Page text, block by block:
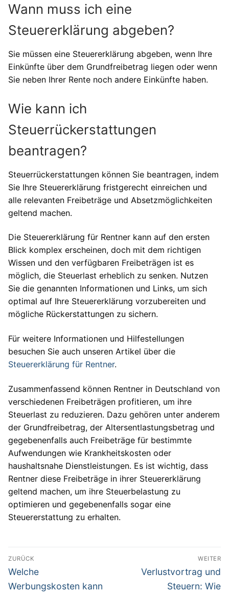
Wann muss ich eine
Steuererklärung abgeben?
Sie müssen eine Steuererklärung abgeben, wenn Ihre
Einkünfte über dem Grundfreibetrag liegen oder wenn
Sie neben Ihrer Rente noch andere Einkünfte haben.
Wie kann ich
Steuerrückerstattungen
beantragen?
Steuerrückerstattungen können Sie beantragen, indem
Sie Ihre Steuererklärung fristgerecht einreichen und
alle relevanten Freibeträge und Absetzmöglichkeiten
geltend machen.
Die Steuererklärung für Rentner kann auf den ersten
Blick komplex erscheinen, doch mit dem richtigen
Wissen und den verfügbaren Freibeträgen ist es
möglich, die Steuerlast erheblich zu senken. Nutzen
Sie die genannten Informationen und Links, um sich
optimal auf Ihre Steuererklärung vorzubereiten und
mögliche Rückerstattungen zu sichern.
Für weitere Informationen und Hilfestellungen
besuchen Sie auch unseren Artikel über die
Steuererklärung für Rentner.
Zusammenfassend können Rentner in Deutschland von
verschiedenen Freibeträgen profitieren, um ihre
Steuerlast zu reduzieren. Dazu gehören unter anderem
der Grundfreibetrag, der Altersentlastungsbetrag und
gegebenenfalls auch Freibeträge für bestimmte
Aufwendungen wie Krankheitskosten oder
haushaltsnahe Dienstleistungen. Es ist wichtig, dass
Rentner diese Freibeträge in ihrer Steuererklärung
geltend machen, um ihre Steuerbelastung zu
optimieren und gegebenenfalls sogar eine
Steuererstattung zu erhalten.
Beitragsnavigation
ZURÜCK
Vorheriger
Beitrag:
Welche
Werbungskosten kann
WEITER
Nächster
Beitrag:
Verlustvortrag und
Steuern: Wie